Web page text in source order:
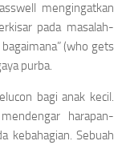
mengingatkan
pada masalah-
(who gets
purba.
bagi anak kecil.
harapan-
kebahagian. Sebuah